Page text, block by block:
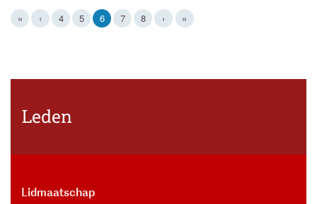
« ‹ 4 5 6(current)
7 8 › »
Leden
Lidmaatschap